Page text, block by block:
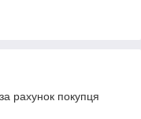
рахунок покупця